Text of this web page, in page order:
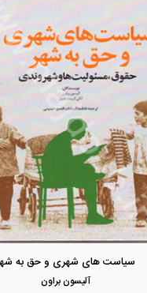
مشاهده و خرید
سیاست های شهری و حق به
آليسون براون